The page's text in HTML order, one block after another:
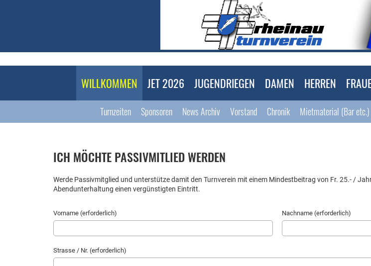
WILLKOMMEN JET 2026 JUGENDRIEGEN DAMEN HERREN
Turnzeiten Sponsoren News Archiv Vorstand Chronik Mietmaterial (Bar etc.)
ICH MÖCHTE PASSIVMITLIED WERDEN
Werde Passivmitglied und unterstütze damit den Turnverein mit einem Mindestbeitrag von Fr. 25.- /
Abendunterhaltung einen vergünstigten Eintritt.
Vorname (erforderlich) Nachname (erforderlich)
Strasse / Nr. (erforderlich)